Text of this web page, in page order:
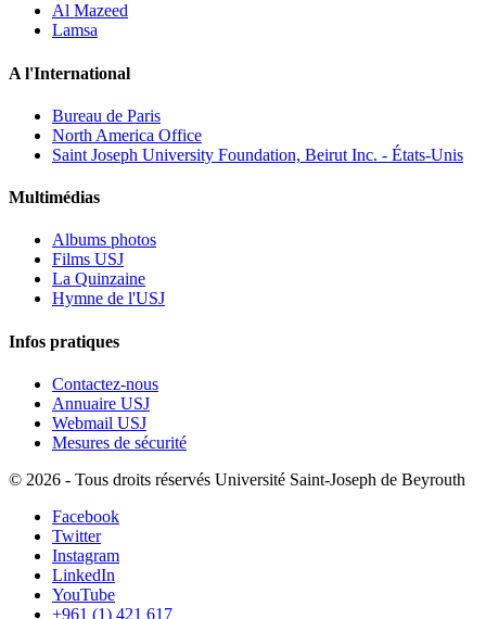
Al Mazeed
Lamsa
A l'International
Bureau de Paris
North America Office
Saint Joseph University Foundation, Beirut Inc. - États-Unis
Multimédias
Albums photos
Films USJ
La Quinzaine
Hymne de l'USJ
Infos pratiques
Contactez-nous
Annuaire USJ
Webmail USJ
Mesures de sécurité
© 2026 - Tous droits réservés Université Saint-Joseph de Beyrouth
Facebook
Twitter
Instagram
LinkedIn
YouTube
+961 (1) 421 617